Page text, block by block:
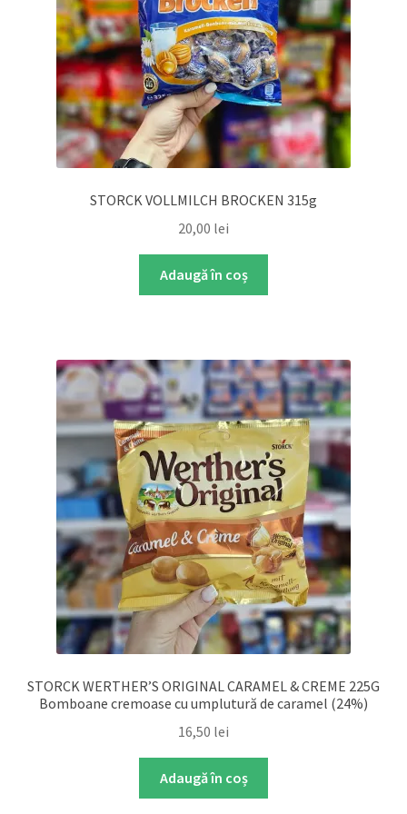
STORCK VOLLMILCH BROCKEN 315g
20,00 lei
Adaugă în coș
STORCK WERTHER’S ORIGINAL CARAMEL & CREME 225G
Bomboane cremoase cu umplutură de caramel (24%)
16,50 lei
Adaugă în coș